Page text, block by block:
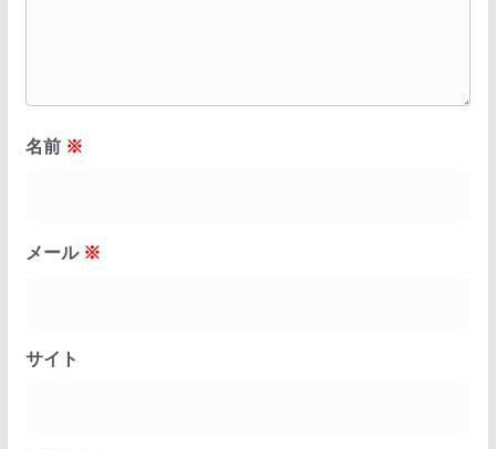
名前 ※
メール ※
サイト